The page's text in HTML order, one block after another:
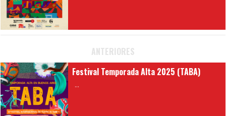
ANTERIORES
Festival Temporada Alta 2025 (TABA)
...